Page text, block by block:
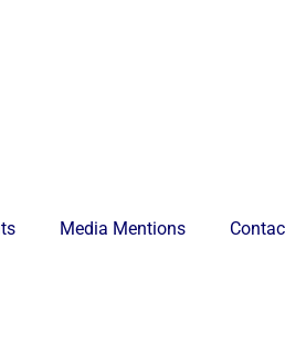
Media Mentions